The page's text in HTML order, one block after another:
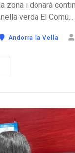
zona i donarà
verda El Comú...
Andorra la Vella